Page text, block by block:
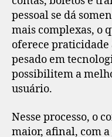
pessoal se dá
mais complexas, o
oferece praticidade
pesado em
possibilitem a
usuário.
Nesse processo, o
maior, afinal, com a